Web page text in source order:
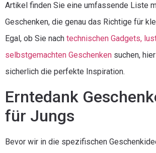
Artikel finden Sie eine umfassende Liste
Geschenken, die genau das Richtige für
Egal, ob Sie nach technischen Gadgets,
selbstgemachten Geschenken suchen,
sicherlich die perfekte Inspiration.
Erntedank
für Jungs
Bevor wir in die spezifischen